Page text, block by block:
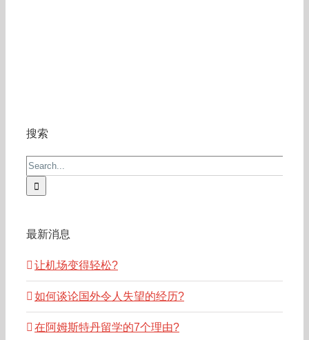
搜索
Search
for:
最新消息
让机场变得轻松?
如何谈论国外令人失望的经历?
在阿姆斯特丹留学的7个理由?